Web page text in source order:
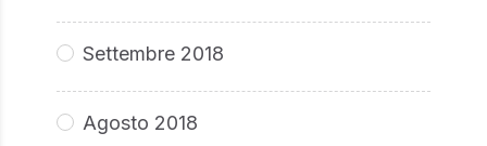
Settembre 2018
Agosto 2018